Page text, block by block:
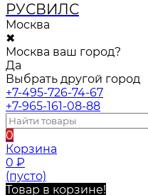
РУСВИЛС
Москва
✖
Москва ваш город?
Да
Выбрать другой город
+7-495-726-74-67
+7-965-161-08-88
0
Корзина
0 ₽
(пусто)
Товар в корзине!